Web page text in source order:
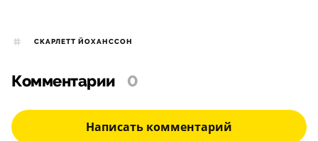
СКАРЛЕТТ ЙОХАНССОН
Комментарии 0
Написать комментарий